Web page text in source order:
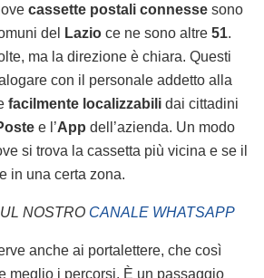
cassette postali connesse sono
del Lazio ce ne sono altre 51.
ma la direzione è chiara. Questi
con il personale addetto alla
facilmente localizzabili dai cittadini
e l’App dell’azienda. Un modo
si trova la cassetta più vicina e se il
in una certa zona.
NOSTRO CANALE WHATSAPP
anche ai portalettere, che così
meglio i percorsi. È un passaggio